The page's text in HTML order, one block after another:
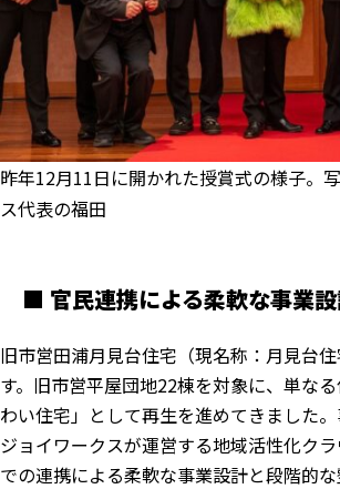
昨年12月11日に開かれた授賞式の様子。
ス代表の福田
■ 官民連携による柔軟な事業
旧市営田浦月見台住宅（現名称：月見台
す。旧市営平屋団地22棟を対象に、単な
わい住宅」として再生を進めてきました
ジョイワークスが運営する地域活性化ク
での連携による柔軟な事業設計と段階的